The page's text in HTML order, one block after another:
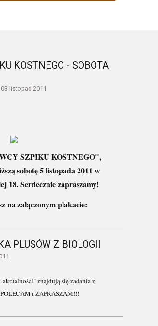
KOSTNEGO - SOBOTA
listopad 2011
SZPIKU KOSTNEGO",
sobotę 5 listopada 2011 w
18. Serdecznie zapraszamy!
na załączonym plakacie:
PLUSÓW Z BIOLOGII
znajdują się zadania z
i ZAPRASZAM!!!